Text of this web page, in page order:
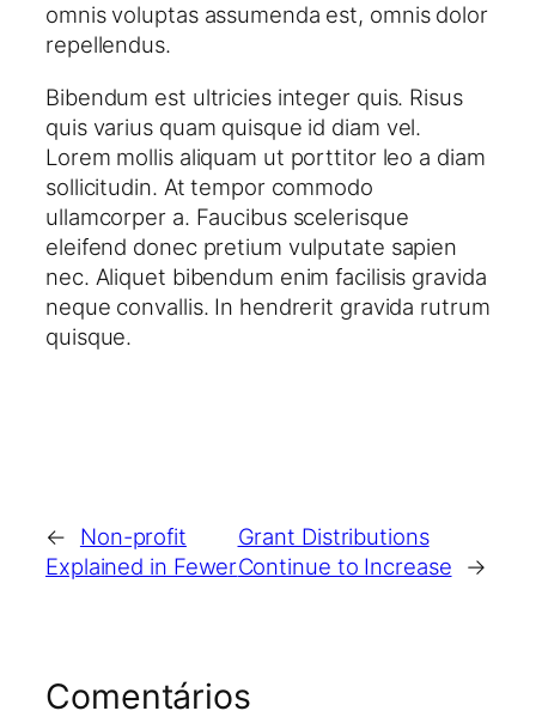
omnis voluptas assumenda est, omnis dolor
repellendus.
Bibendum est ultricies integer quis. Risus
quis varius quam quisque id diam vel.
Lorem mollis aliquam ut porttitor leo a diam
sollicitudin. At tempor commodo
ullamcorper a. Faucibus scelerisque
eleifend donec pretium vulputate sapien
nec. Aliquet bibendum enim facilisis gravida
neque convallis. In hendrerit gravida rutrum
quisque.
←
Non-profit
Explained in Fewer
Grant Distributions
Continue to Increase
→
Comentários